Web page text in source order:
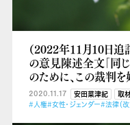
（2022年11月10日追
の意見陳述全文「同
のために、この裁判を
2020.11.17 安田菜津紀
取
#人権#女性・ジェンダー#法律（改